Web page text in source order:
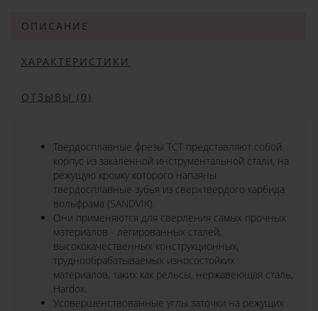
ОПИСАНИЕ
ХАРАКТЕРИСТИКИ
ОТЗЫВЫ (0)
Твердосплавные фрезы TCT представляют собой
корпус из закаленной инструментальной стали, на
режущую кромку которого напаяны
твердосплавные зубья из сверхтвердого карбида
вольфрама (SANDVIK).
Они применяются для сверления самых прочных
материалов - легированных сталей,
высококачественных конструкционных,
труднообрабатываемых износостойких
материалов, таких как рельсы, нержавеющая сталь,
Hardox.
Усовершенствованные углы заточки на режущих